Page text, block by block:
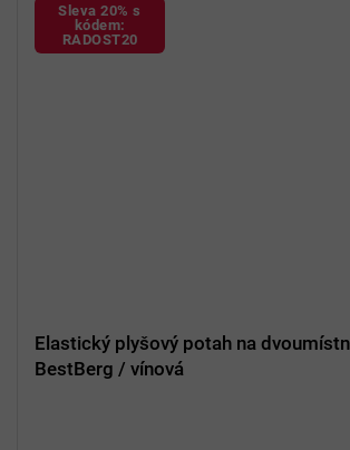
Sleva 20% s
kódem:
RADOST20
Elastický plyšový potah na
BestBerg / vínová